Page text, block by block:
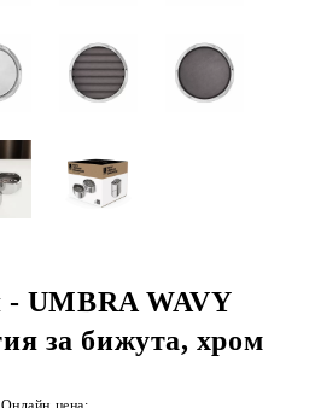
- UMBRA WAVY
за бижута, хром